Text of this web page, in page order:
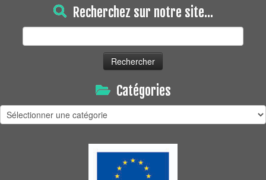
Recherchez sur notre site…
Catégories
Catégories